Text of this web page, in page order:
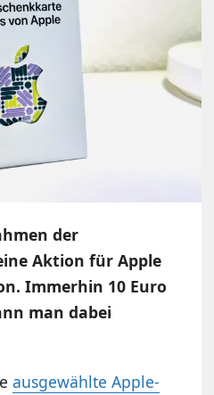
der
Aktion für Apple
Immerhin 10 Euro
man dabei
ausgewählte Apple-